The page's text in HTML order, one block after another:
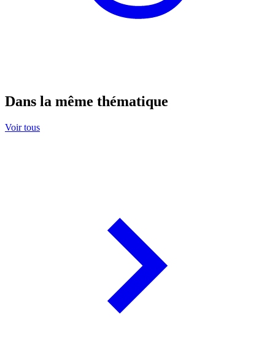
Dans la même thématique
Voir tous